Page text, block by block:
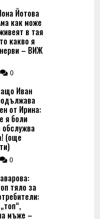
Йотова
как може
в тая
какво я
– ВИЖ
0
Иван
от Ирина:
я боли
обслужва
(още
0
тяло за
мъже –